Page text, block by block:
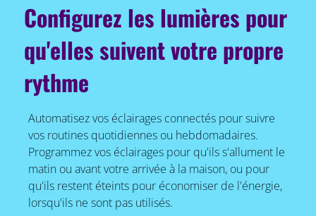
Configurez les lumières pour
qu'elles suivent votre propre
rythme
Automatisez vos éclairages connectés pour suivre
vos routines quotidiennes ou hebdomadaires.
Programmez vos éclairages pour qu'ils s'allument le
matin ou avant votre arrivée à la maison, ou pour
qu'ils restent éteints pour économiser de l'énergie,
lorsqu'ils ne sont pas utilisés.